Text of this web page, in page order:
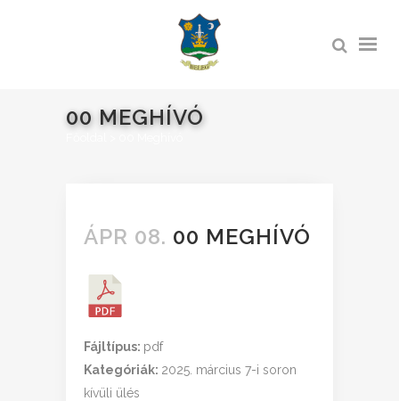
00 MEGHÍVÓ
ÁPR 08. 00 MEGHÍVÓ
Fájltípus: pdf
Kategóriák: 2025. március 7-i soron
kívüli ülés